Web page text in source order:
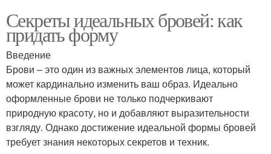
Секреты идеальных бровей: как
придать форму
Введение
Брови – это один из важных элементов лица, который
может кардинально изменить ваш образ. Идеально
оформленные брови не только подчеркивают
природную красоту, но и добавляют выразительности
взгляду. Однако достижение идеальной формы бровей
требует знания некоторых секретов и техник.